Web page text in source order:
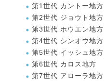
第1世代 カントー地方
第2世代 ジョウト地方
第3世代 ホウエン地方
第4世代 シンオウ地方
第5世代 イッシュ地方
第6世代 カロス地方
第7世代 アローラ地方